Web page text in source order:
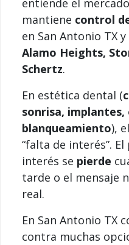
entiende el mercado
mantiene control
en San Antonio TX
Alamo Heights,
Schertz.
En estética dental (
sonrisa,
blanqueamiento),
“falta de interés”.
interés se pierde
tarde o el mensaje
real.
En San Antonio TX
contra muchas